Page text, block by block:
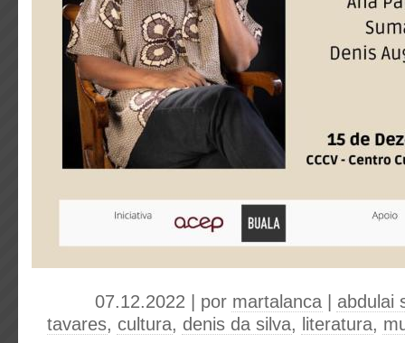
07.12.2022 | por martalanca
abdulai
tavares, cultura, denis da silva, literatura,